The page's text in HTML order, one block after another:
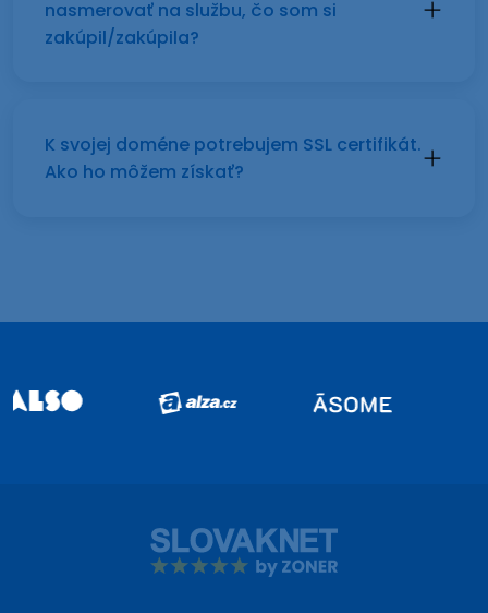
nasmerovať na službu, čo som si
zakúpil/zakúpila?
K svojej doméne potrebujem SSL certifikát.
Ako ho môžem získať?